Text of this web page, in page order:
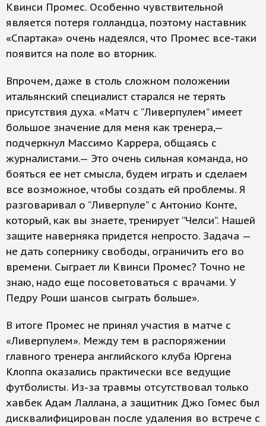
Квинси Промес. Особенно чувствительной
является потеря голландца, поэтому наставник
«Спартака» очень надеялся, что Промес все-таки
появится на поле во вторник.
Впрочем, даже в столь сложном положении
итальянский специалист старался не терять
присутствия духа. «Матч с “Ливерпулем” имеет
большое значение для меня как тренера,—
подчеркнул Массимо Каррера, общаясь с
журналистами.— Это очень сильная команда, но
бояться ее нет смысла, будем играть и сделаем
все возможное, чтобы создать ей проблемы. Я
разговаривал о “Ливерпуле” с Антонио Конте,
который, как вы знаете, тренирует “Челси”. Нашей
защите наверняка придется непросто. Задача —
не дать сопернику свободы, ограничить его во
времени. Сыграет ли Квинси Промес? Точно не
знаю, надо еще посоветоваться с врачами. У
Педру Роши шансов сыграть больше».
В итоге Промес не принял участия в матче с
«Ливерпулем». Между тем в распоряжении
главного тренера английского клуба Юргена
Клоппа оказались практически все ведущие
футболисты. Из-за травмы отсутствовал только
хавбек Адам Лаллана, а защитник Джо Гомес был
дисквалифицирован после удаления во встрече с